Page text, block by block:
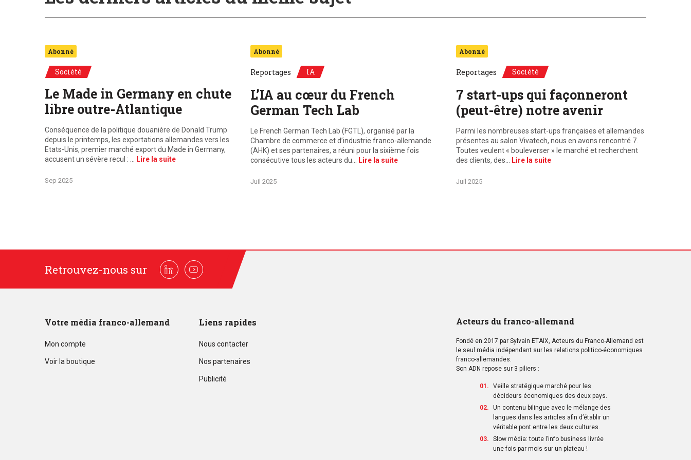
Abonné
Société
Le Made in Germany en chute
libre outre-Atlantique
Conséquence de la politique douanière de Donald Trump
depuis le printemps, les exportations allemandes vers les
Etats-Unis, premier marché export du Made in Germany,
accusent un sévère recul : …
Lire la suite
Sep 2025
Abonné
Reportages IA
L’IA au cœur du French
German Tech Lab
Le French German Tech Lab (FGTL), organisé par la
Chambre de commerce et d’industrie franco-allemande
(AHK) et ses partenaires, a réuni pour la sixième fois
consécutive tous les acteurs du…
Lire la suite
Juil 2025
Abonné
Reportages Société
7 start-ups qui façonneront
(peut-être) notre avenir
Parmi les nombreuses start-ups françaises et allemandes
présentes au salon Vivatech, nous en avons rencontré 7.
Toutes veulent « bouleverser » le marché et recherchent
des clients, des…
Lire la suite
Juil 2025
Retrouvez-nous sur LinkedinYoutube
Votre média franco-allemand
Mon compte
Voir la boutique
Liens rapides
Nous contacter
Nos partenaires
Publicité
Acteurs du franco-allemand
Fondé en 2017 par Sylvain ETAIX, Acteurs du Franco-Allemand est
le seul média indépendant sur les relations politico-économiques
franco-allemandes.
Son ADN repose sur 3 piliers :
Veille stratégique marché pour les
décideurs économiques des deux pays.
Un contenu bilingue avec le mélange des
langues dans les articles afin d’établir un
véritable pont entre les deux cultures.
Slow média: toute l’info business livrée
une fois par mois sur un plateau !